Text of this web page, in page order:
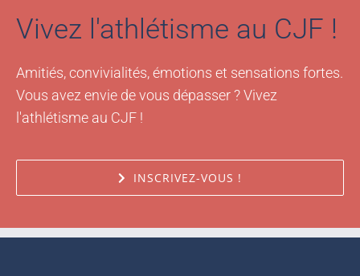
Vivez l'athlétisme au CJF !
Amitiés, convivialités, émotions et sensations fortes.
Vous avez envie de vous dépasser ? Vivez
l'athlétisme au CJF !
INSCRIVEZ-VOUS !